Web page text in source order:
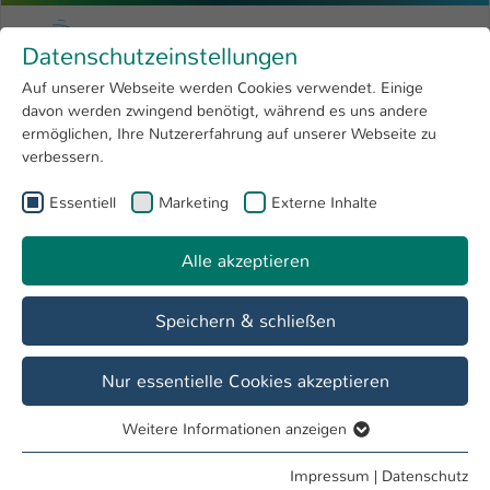
Menu
Forschung 4
Open submenu
Hochschule
International
Zum Hauptinhalt springen
Hochschule Kaiserslautern
Sie sind hier:
Suche
Personenverzeichnis
Studiengänge
Datenschutzeinstellungen
Auf unserer Webseite werden Cookies verwendet. Einige
davon werden zwingend benötigt, während es uns andere
ermöglichen, Ihre Nutzererfahrung auf unserer Webseite zu
verbessern.
Essentiell Marketing Externe Inhalte
Alle akzeptieren
Speichern & schließen
Nur essentielle Cookies akzeptieren
Essentielle Cookies werden für grundlegende Funktionen
Weitere Informationen anzeigen
Impressum | Datenschutz